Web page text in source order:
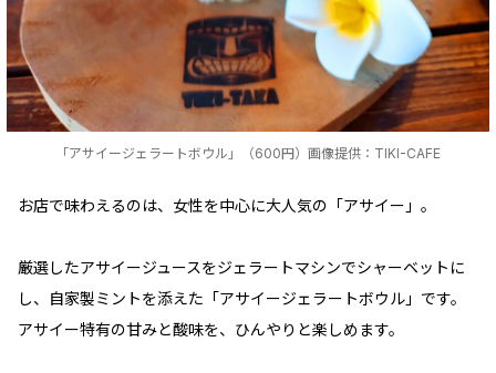
「アサイージェラートボウル」（600円）画像提供：TIKI-CAFE
お店で味わえるのは、女性を中心に大人気の「アサイー」。
厳選したアサイージュースをジェラートマシンでシャーベットに
し、自家製ミントを添えた「アサイージェラートボウル」です。
アサイー特有の甘みと酸味を、ひんやりと楽しめます。